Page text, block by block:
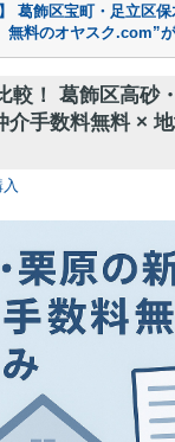
葛飾区宝町・足立区
無料のオヤスク.com”
較！ 葛飾区高砂
介手数料無料 ×